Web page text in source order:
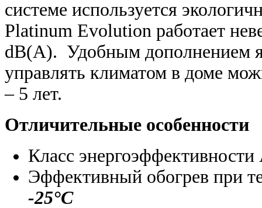
системе используется
Platinum Evolution работает
dB(A). Удобным дополнением
управлять климатом в доме
– 5 лет.
Отличительные особенности
Класс
Эффективный обогрев при
-25°С